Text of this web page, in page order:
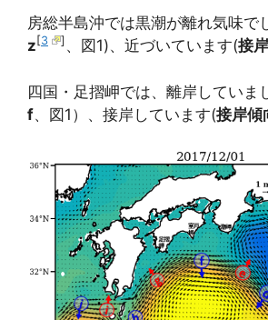
房総半島沖では黒潮が離れ気味で
z [3 ] 、図1)、近づいています(接
四国・足摺岬では、離岸していま
f、図1）、接岸しています(接岸傾